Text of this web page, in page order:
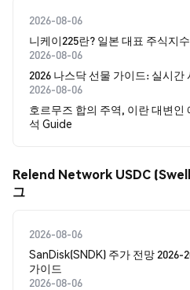
2026-08-06
니케이225란? 일본 대표 주식지
2026-08-06
2026 나스닥 선물 가이드: 실시
2026-08-06
호르무즈 합의 주역, 이란 대변인
석 Guide
Relend Network USDC
그
2026-08-06
SanDisk(SNDK) 주가 전망 2026-
가이드
2026-08-06